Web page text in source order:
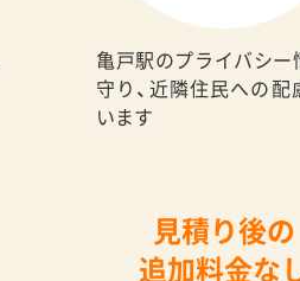
亀戸駅のプライバシー
守り、近隣住民への配
います
見積り後の
追加料金な